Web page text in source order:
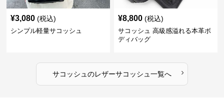
¥3,080 (税込)
シンプル軽量サコッシュ
¥8,800 (税込)
サコッシュ 高級感溢れる本革ボ
ディバッグ
サコッシュ のレザーサコッシュ 一覧へ ›